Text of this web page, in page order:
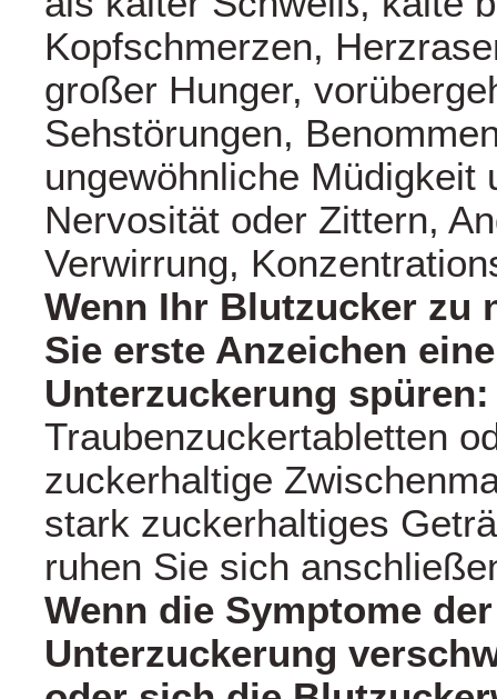
Kopfschmerzen,
großer Hunger,
Sehstörungen,
ungewöhnliche Müdigkeit
Nervosität oder Zittern,
Verwirrung,
Wenn Ihr Blutzucker zu
Sie erste Anzeichen
Unterzuckerung
Traubenzuckertabletten
zuckerhaltige
stark zuckerhaltiges
ruhen Sie sich
Wenn die Symptome der
Unterzuckerung